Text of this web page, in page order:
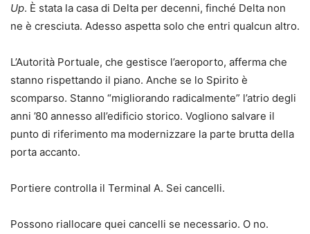
Up. È stata la casa di Delta per decenni, finché Delta non
ne è cresciuta. Adesso aspetta solo che entri qualcun altro.
L’Autorità Portuale, che gestisce l’aeroporto, afferma che
stanno rispettando il piano. Anche se lo Spirito è
scomparso. Stanno “migliorando radicalmente” l’atrio degli
anni ’80 annesso all’edificio storico. Vogliono salvare il
punto di riferimento ma modernizzare la parte brutta della
porta accanto.
Portiere controlla il Terminal A. Sei cancelli.
Possono riallocare quei cancelli se necessario. O no.